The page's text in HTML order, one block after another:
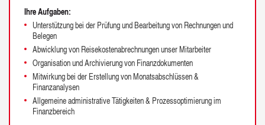
Ihre Aufgaben:
Unterstützung bei der Prüfung und Bearbeitung von Rechnungen und
Belegen
Abwicklung von Reisekostenabrechnungen unser Mitarbeiter
Organisation und Archivierung von Finanzdokumenten
Mitwirkung bei der Erstellung von Monatsabschlüssen &
Finanzanalysen
Allgemeine administrative Tätigkeiten & Prozessoptimierung im
Finanzbereich